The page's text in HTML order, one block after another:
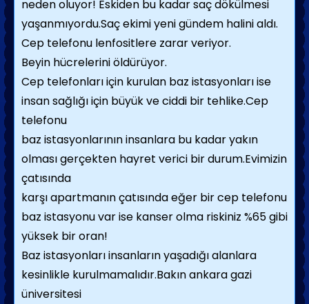
neden oluyor! Eskiden bu kadar saç dökülmesi
yaşanmıyordu.Saç ekimi yeni gündem halini aldı.
Cep telefonu lenfositlere zarar veriyor.
Beyin hücrelerini öldürüyor.
Cep telefonları için kurulan baz istasyonları ise
insan sağlığı için büyük ve ciddi bir tehlike.Cep
telefonu
baz istasyonlarının insanlara bu kadar yakın
olması gerçekten hayret verici bir durum.Evimizin
çatısında
karşı apartmanın çatısında eğer bir cep telefonu
baz istasyonu var ise kanser olma riskiniz %65 gibi
yüksek bir oran!
Baz istasyonları insanların yaşadığı alanlara
kesinlikle kurulmamalıdır.Bakın ankara gazi
üniversitesi